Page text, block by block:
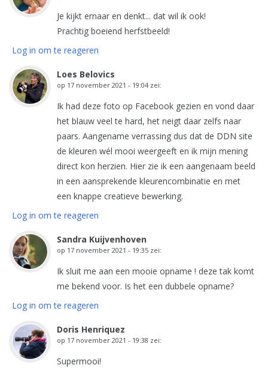
Je kijkt ernaar en denkt... dat wil ik ook!
Prachtig boeiend herfstbeeld!
Log in om te reageren
Loes Belovics
op 17 november 2021 - 19:04 zei:
Ik had deze foto op Facebook gezien en vond daar
het blauw veel te hard, het neigt daar zelfs naar
paars. Aangename verrassing dus dat de DDN site
de kleuren wél mooi weergeeft en ik mijn mening
direct kon herzien. Hier zie ik een aangenaam beeld
in een aansprekende kleurencombinatie en met
een knappe creatieve bewerking.
Log in om te reageren
Sandra Kuijvenhoven
op 17 november 2021 - 19:35 zei:
Ik sluit me aan een mooie opname ! deze tak komt
me bekend voor. Is het een dubbele opname?
Log in om te reageren
Doris Henriquez
op 17 november 2021 - 19:38 zei:
Supermooi!